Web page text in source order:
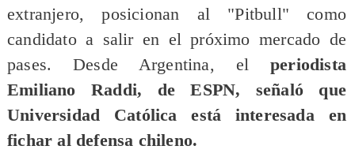
extranjero, posicionan al "Pitbull" como
candidato a salir en el próximo mercado de
pases. Desde Argentina, elperiodista
Emiliano Raddi, de ESPN, señaló que
Universidad Católica está interesada en
fichar al defensa chileno.